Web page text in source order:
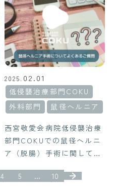
ます。消化器外科３名体制
で治療を行ってまいりま
す。
2025. 02.01
低侵襲治療部門COKU
外科部門
鼠径ヘルニア
西宮敬愛会病院低侵襲治療
部門COKUでの鼠径ヘルニ
ア（脱腸）手術に関してよ
加えてまとめました。
4 5 … 10